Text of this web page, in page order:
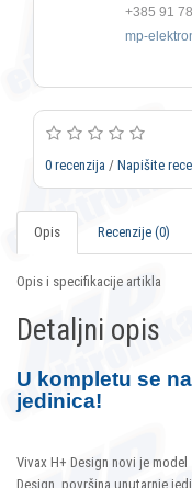
+385 91
mp-
0 recenzija / Napišite
Opis Recenzije (0)
Opis i specifikacije artikla
Detaljni opis
U kompletu se
jedinica!
Vivax H+ Design novi je
Design, površina unutarnje